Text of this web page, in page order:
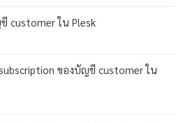
customer ใน Plesk
ของบัญชี customer ใน